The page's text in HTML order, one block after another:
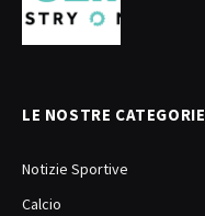
LE NOSTRE CATEGORIE
Notizie Sportive
Calcio